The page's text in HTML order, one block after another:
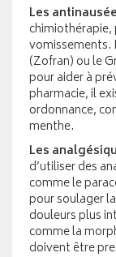
Les
vomissements.
(Zofran) ou le
pour aider à
pharmacie, il
ordonnance,
menthe.
Les
d’utiliser des
comme le
pour soulager
douleurs plus
comme la
doivent être